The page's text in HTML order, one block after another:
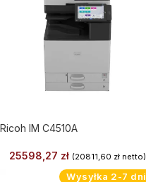
Ricoh IM C4510A
25598,27 zł (20811,60 złnetto)
Wysyłka 2-7 dni